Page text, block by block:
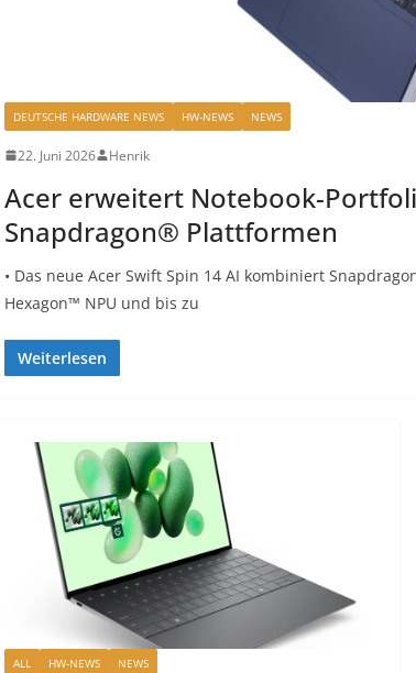
DEUTSCHE HARDWARE NEWS HW-NEWS NEWS
22. Juni 2026 Henrik
Acer erweitert Notebook-
Snapdragon® Plattformen
• Das neue Acer Swift Spin 14 AI kombiniert
Hexagon™ NPU und bis zu
Weiterlesen
ALL HW-NEWS NEWS